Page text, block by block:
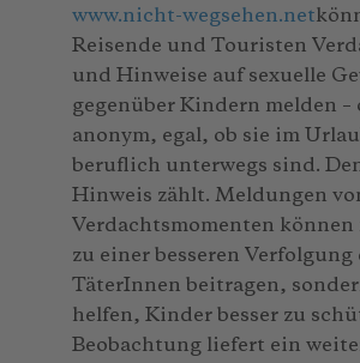
www.nicht-wegsehen.net
Reisende und Touristen
und Hinweise auf sexuelle
gegenüber Kindern melden –
anonym, egal, ob sie im
beruflich unterwegs sind.
Hinweis zählt. Meldungen
Verdachtsmomenten
zu einer besseren Verfolgung
TäterInnen beitragen,
helfen, Kinder besser zu
Beobachtung liefert ein